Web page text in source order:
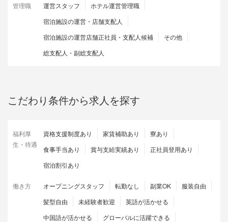
管理職 運営スタッフ
ホテル運営管理職
宿泊施設の運営・店舗支配人
宿泊施設の運営店舗正社員・支配人候補
その他
総支配人・副総支配人
こだわり条件から求人を探す
福利厚
生・待遇
資格支援制度あり 家賃補助あり
寮あり
食事手当あり
賞与支給実績あり
正社員登用あり
宿泊割引あり
働き方 オープニングスタッフ 転勤なし 副業OK
服装自由
髪型自由
未経験者歓迎
英語が活かせる
中国語が活かせる
グローバルに活躍できる